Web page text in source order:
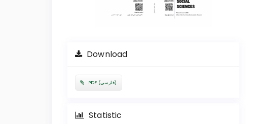
Download
PDF (فارسی)
Statistic